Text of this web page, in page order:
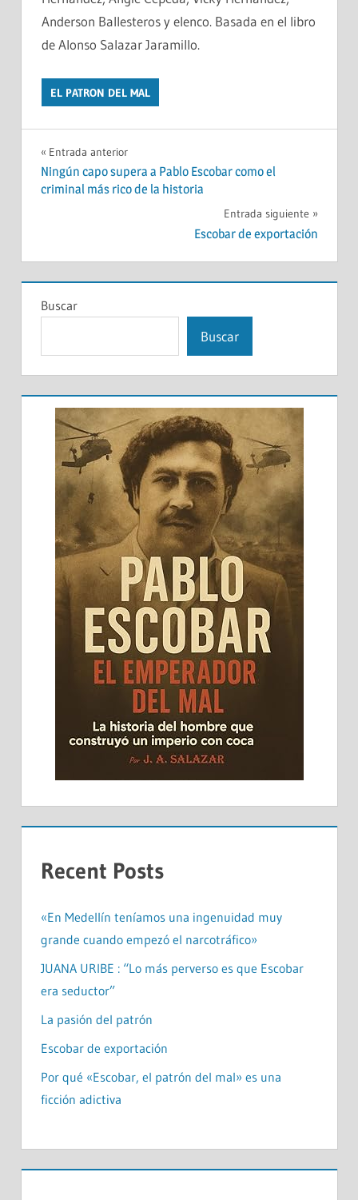
Anderson Ballesteros y elenco. Basada en el libro
de Alonso Salazar Jaramillo.
EL PATRON DEL MAL
Navegación
de
Entrada anterior
Ningún capo supera a Pablo Escobar como el
criminal más rico de la historia
Entrada siguiente
Escobar de exportación
Buscar
Buscar
Recent Posts
«En Medellín teníamos una ingenuidad muy
grande cuando empezó el narcotráfico»
JUANA URIBE : “Lo más perverso es que Escobar
era seductor”
La pasión del patrón
Escobar de exportación
Por qué «Escobar, el patrón del mal» es una
ficción adictiva